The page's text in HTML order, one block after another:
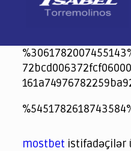
jeetcity
1xbet
jeet city casino
spintiger
Avabet
Spinrise
Crown Green
Crowngreen casino
슈가 러쉬1000 슬롯
crazy time casino
1xcasinozambia.com
codingworldnews.com
parimatch.kr
winorio
winorio casino
winorio
mostbet istifadəçilər